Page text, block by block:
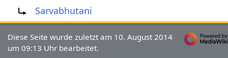
Sarvabhutani
Diese Seite wurde zuletzt am 10. August 2014
um 09:13 Uhr bearbeitet.